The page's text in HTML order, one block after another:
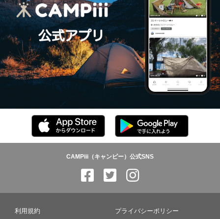
CAMPiii（キャンピー）公式SNS
利用規約 プライバシーポリシー